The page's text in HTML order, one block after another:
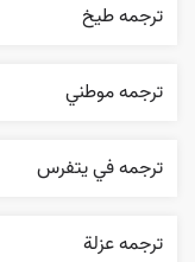
ترجمه طيخ
ترجمه موطني
ترجمه في يتفرس
ترجمه عزلة